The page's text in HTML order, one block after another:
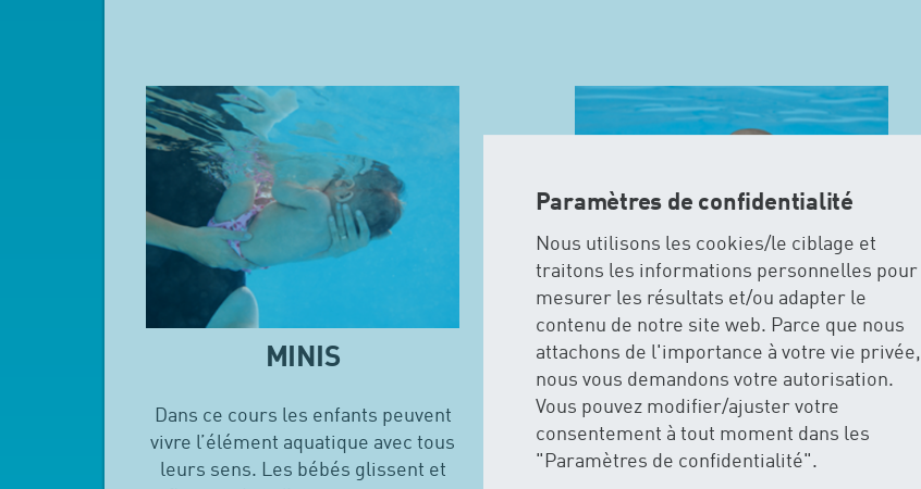
Paramètres de confidentialité
Nous utilisons les cookies/le ciblage et
traitons les informations personnelles pour
mesurer les résultats et/ou adapter le
contenu de notre site web. Parce que nous
attachons de l'importance à votre vie privée,
nous vous demandons votre autorisation.
Vous pouvez modifier/ajuster votre
consentement à tout moment dans les
"Paramètres de confidentialité".
MINIS
Dans ce cours les enfants peuvent
vivre l’élément aquatique avec tous
leurs sens. Les bébés glissent et
MAXIS
La sécurité et le plaisir de l’eau
figurent le premier plan pour les
cours MAXIS. Les enfants